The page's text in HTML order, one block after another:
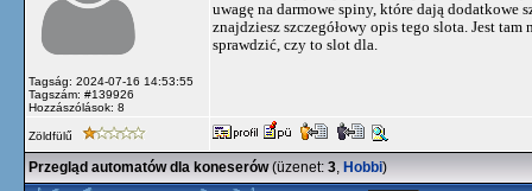
Tagság: 2024-07-16 14:53:55
Tagszám: #139926
Hozzászólások: 8
uwagę na darmowe spiny, które dają dodatkowe
znajdziesz szczegółowy opis tego slota. Jest
sprawdzić, czy to slot dla.
Zöldfülű
Przegląd automatów dla koneserów(üzenet: 3, Hobbi)